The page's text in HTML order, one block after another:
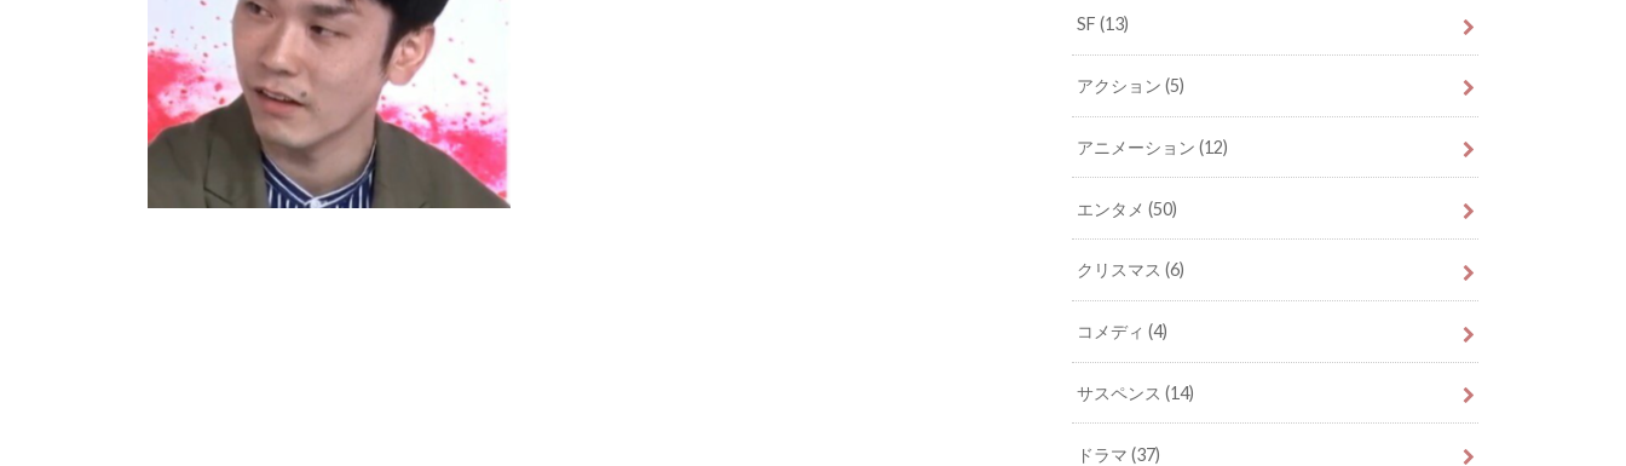
SF(13)
アクション(5)
アニメーション(12)
エンタメ(50)
クリスマス(6)
コメディ(4)
サスペンス(14)
ドラマ(37)